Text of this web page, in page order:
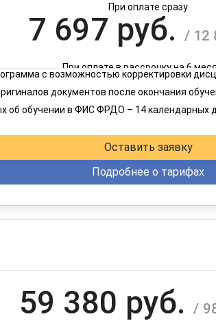
При оплате сразу
7 697 руб./ 12
При оплате в рассрочку на 6
3 849 руб./ 6
с возможностью корректировки
документов после окончания
об обучении в ФИС ФРДО – 14 календарных
Оставить заявку
Подробнее о тарифах
59 380 руб./